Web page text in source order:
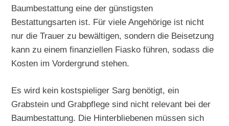
Baumbestattung eine der günstigsten
Bestattungsarten ist. Für viele Angehörige ist nicht
nur die Trauer zu bewältigen, sondern die Beisetzung
kann zu einem finanziellen Fiasko führen, sodass die
Kosten im Vordergrund stehen.
Es wird kein kostspieliger Sarg benötigt, ein
Grabstein und Grabpflege sind nicht relevant bei der
Baumbestattung. Die Hinterbliebenen müssen sich